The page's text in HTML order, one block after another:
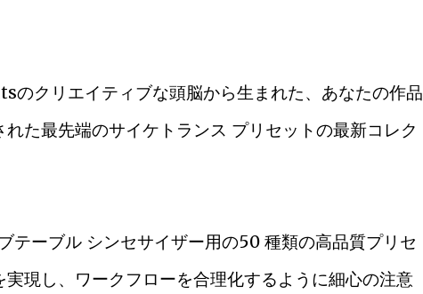
クリエイティブな頭脳から生まれた、あなたの作品
た最先端のサイケトランス プリセットの最新コレク
テーブル シンセサイザー用の50 種類の高品質プリセ
現し、ワークフローを合理化するように細心の注意